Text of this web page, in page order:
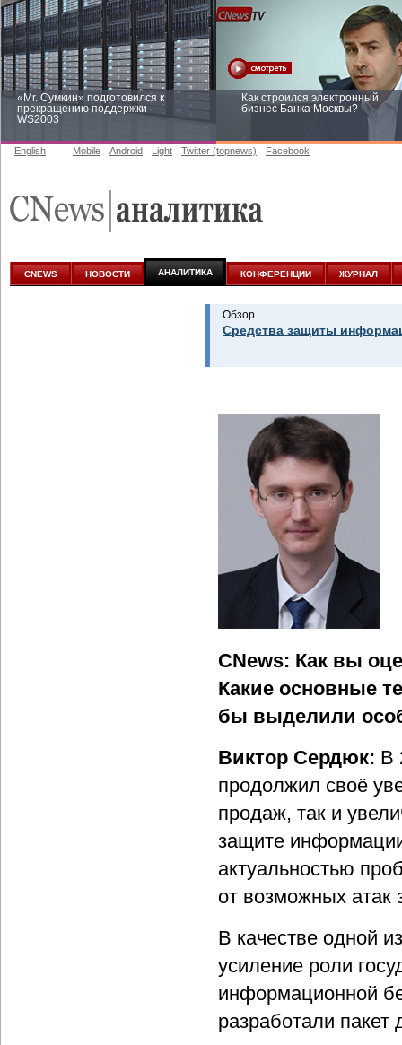
«Mr. Сумкин» подготовился к
прекращению поддержки
WS2003
Как строился электронный
бизнес Банка Москвы?
аналитике
English Mobile Android Light Twitter (topnews) Facebook
CNEWS НОВОСТИ АНАЛИТИКА КОНФЕРЕНЦИИ ЖУРНАЛ
Обзор
Средства защиты
CNews: Как вы
Какие основные
бы выделили
Виктор Сердюк: В
продолжил своё
продаж, так и
защите
актуальностью
от возможных
В качестве одной
усиление роли
информационной
разработали